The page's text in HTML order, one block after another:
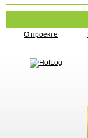
О проекте